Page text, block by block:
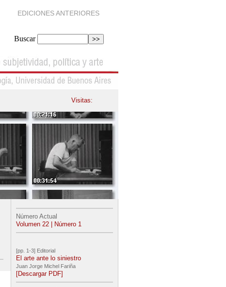
EDICIONES ANTERIORES
Buscar
Visitas:
Número Actual
Volumen 22 | Número 1
[pp. 1-3] Editorial
El arte ante lo siniestro
Juan Jorge Michel Fariña
[Descargar PDF]